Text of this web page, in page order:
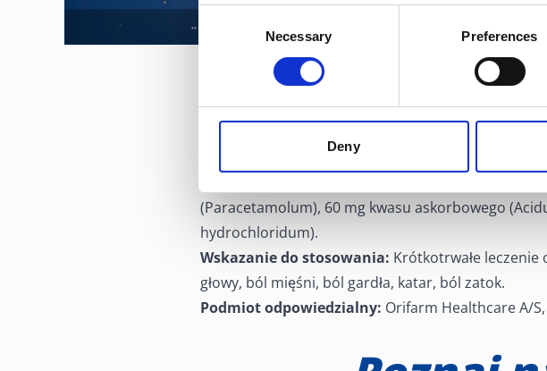
Necessary Preferences
Deny
Nazwa produktu leczniczego:
Febrisan, (750 mg
(Paracetamolum), 60 mg kwasu askorbowego
hydrochloridum).
Wskazanie do stosowania: Krótkotrwałe
głowy, ból mięśni, ból gardła, katar, ból zatok.
Podmiot odpowiedzialny: Orifarm Healthcare A/